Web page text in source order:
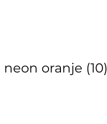
oranje (10)